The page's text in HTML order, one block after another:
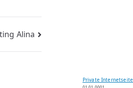
Alina
Private